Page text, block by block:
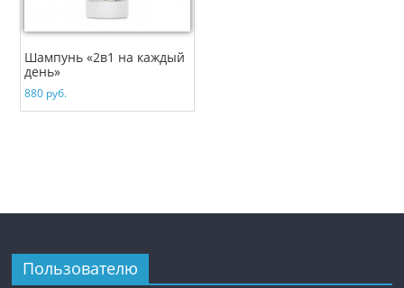
Шампунь «2в1 на каждый
день»
880 руб.
Пользователю